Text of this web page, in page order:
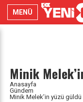
MENÜ
Minik
Anasayfa
Gündem
Minik Melek’in yüzü güldü